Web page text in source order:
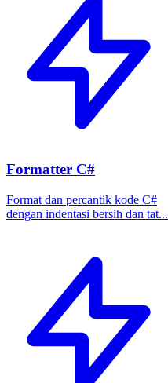
Formatter C#
Format dan percantik kode C#
dengan indentasi bersih dan tat...